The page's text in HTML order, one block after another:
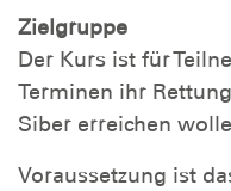
Zielgruppe
Der Kurs ist für
Terminen ihr
Siber erreichen
Voraussetzung ist